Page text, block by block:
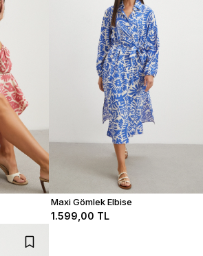
Maxi Gömlek Elbise
1.599,00 TL